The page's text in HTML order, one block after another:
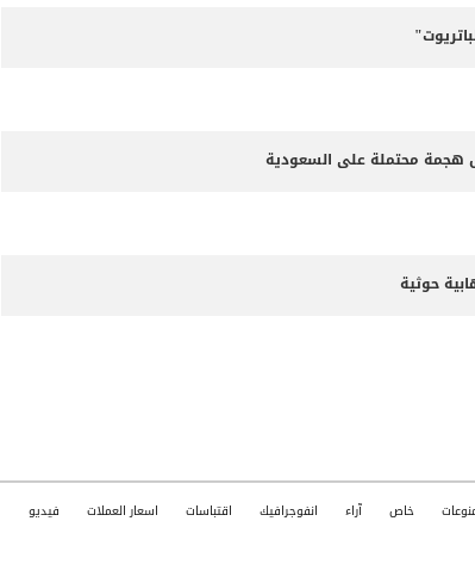
هجمة محتملة على السعودية
خاص آراء انفوجرافيك اقتباسات اسعار العملات فيديو